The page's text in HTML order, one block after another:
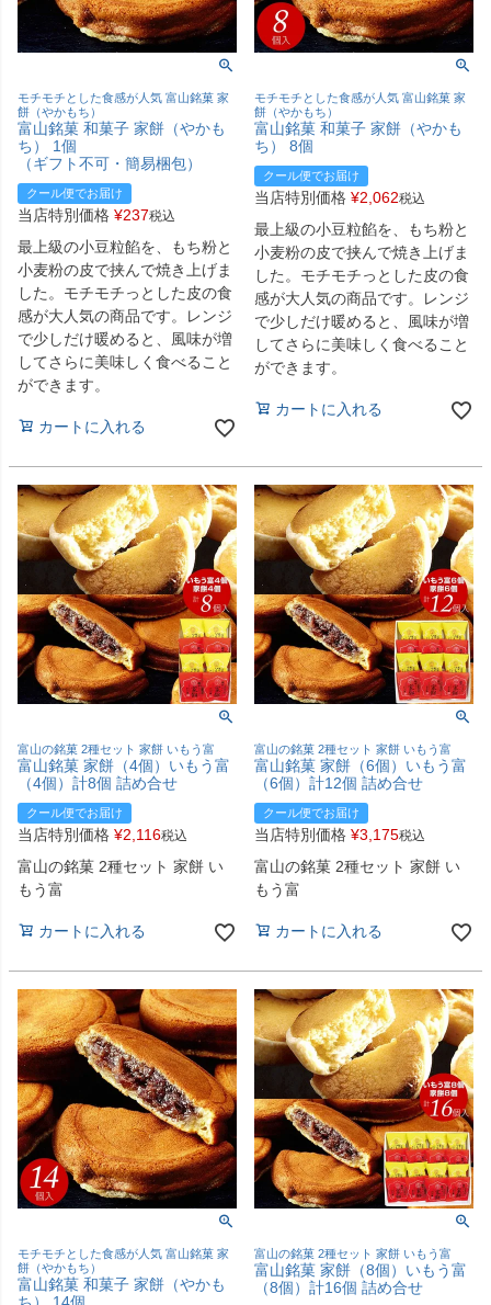
モチモチとした食感が人気 富山銘菓 家
餅（やかもち）
富山銘菓 和菓子 家餅（やかも
ち） 1個
（ギフト不可・簡易梱包）
クール便でお届け
当店特別価格 ¥237税込
最上級の小豆粒餡を、もち粉と
小麦粉の皮で挟んで焼き上げま
した。モチモチっとした皮の食
感が大人気の商品です。レンジ
で少しだけ暖めると、風味が増
してさらに美味しく食べること
ができます。
カートに入れる
モチモチとした食感が人気 富山銘菓 家
餅（やかもち）
富山銘菓 和菓子 家餅（やかも
ち） 8個
クール便でお届け
当店特別価格 ¥2,062税込
最上級の小豆粒餡を、もち粉と
小麦粉の皮で挟んで焼き上げま
した。モチモチっとした皮の食
感が大人気の商品です。レンジ
で少しだけ暖めると、風味が増
してさらに美味しく食べること
ができます。
カートに入れる
富山の銘菓 2種セット 家餅 いもう富
富山銘菓 家餅（4個）いもう富
（4個）計8個 詰め合せ
クール便でお届け
当店特別価格 ¥2,116税込
富山の銘菓 2種セット 家餅 い
もう富
カートに入れる
富山の銘菓 2種セット 家餅 いもう富
富山銘菓 家餅（6個）いもう富
（6個）計12個 詰め合せ
クール便でお届け
当店特別価格 ¥3,175税込
富山の銘菓 2種セット 家餅 い
もう富
カートに入れる
モチモチとした食感が人気 富山銘菓 家
餅（やかもち）
富山銘菓 和菓子 家餅（やかも
富山の銘菓 2種セット 家餅 いもう富
富山銘菓 家餅（8個）いもう富
（8個）計16個 詰め合せ